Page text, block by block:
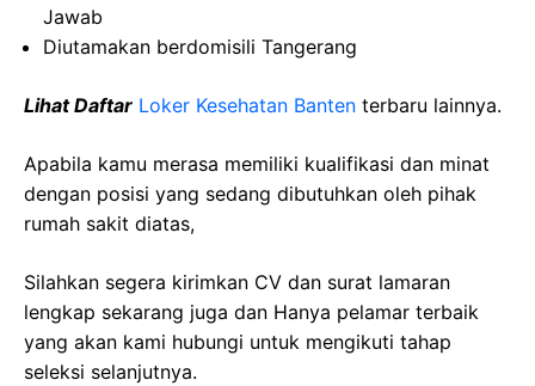
Jawab
Diutamakan berdomisili Tangerang
Lihat Daftar Loker Kesehatan Banten terbaru lainnya.
Apabila kamu merasa memiliki kualifikasi dan minat
dengan posisi yang sedang dibutuhkan oleh pihak
rumah sakit diatas,
Silahkan segera kirimkan CV dan surat lamaran
lengkap sekarang juga dan Hanya pelamar terbaik
yang akan kami hubungi untuk mengikuti tahap
seleksi selanjutnya.